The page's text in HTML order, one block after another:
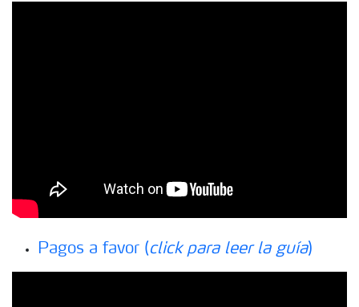
Pagos a favor (click para leer la guía)